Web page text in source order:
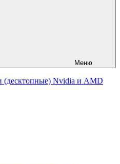
Меню
(десктопные) Nvidia и AMD